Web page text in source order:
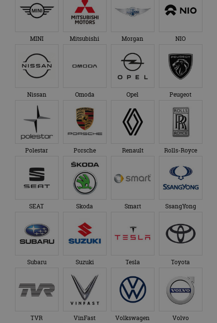
MINI Mitsubishi Morgan NIO
Nissan Omoda Opel Peugeot
Polestar Porsche Renault Rolls-Royce
SEAT Skoda Smart SsangYong
Subaru Suzuki Tesla Toyota
TVR VinFast Volkswagen Volvo